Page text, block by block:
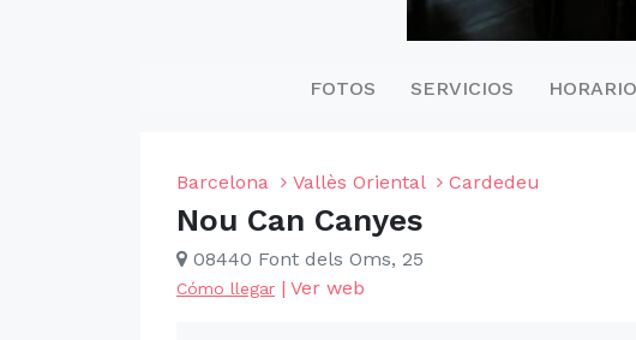
FOTOS SERVICIOS
Barcelona Vallès Oriental Cardedeu
Nou Can Canyes
08440 Font dels Oms, 25
Cómo llegar | Ver web